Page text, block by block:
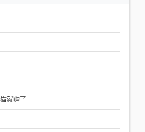
就购了